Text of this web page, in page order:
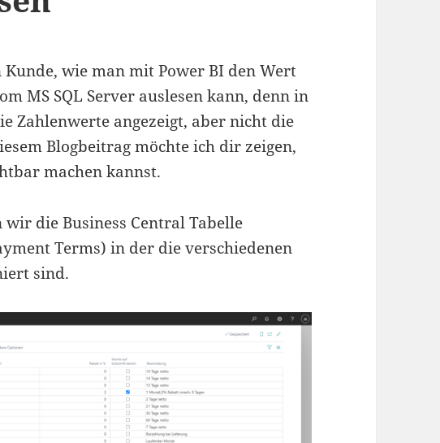
wie man mit Power BI den Wert
MS SQL Server auslesen kann, denn in
Zahlenwerte angezeigt, aber nicht die
Blogbeitrag möchte ich dir zeigen,
machen kannst.
die Business Central Tabelle
Terms) in der die verschiedenen
sind.